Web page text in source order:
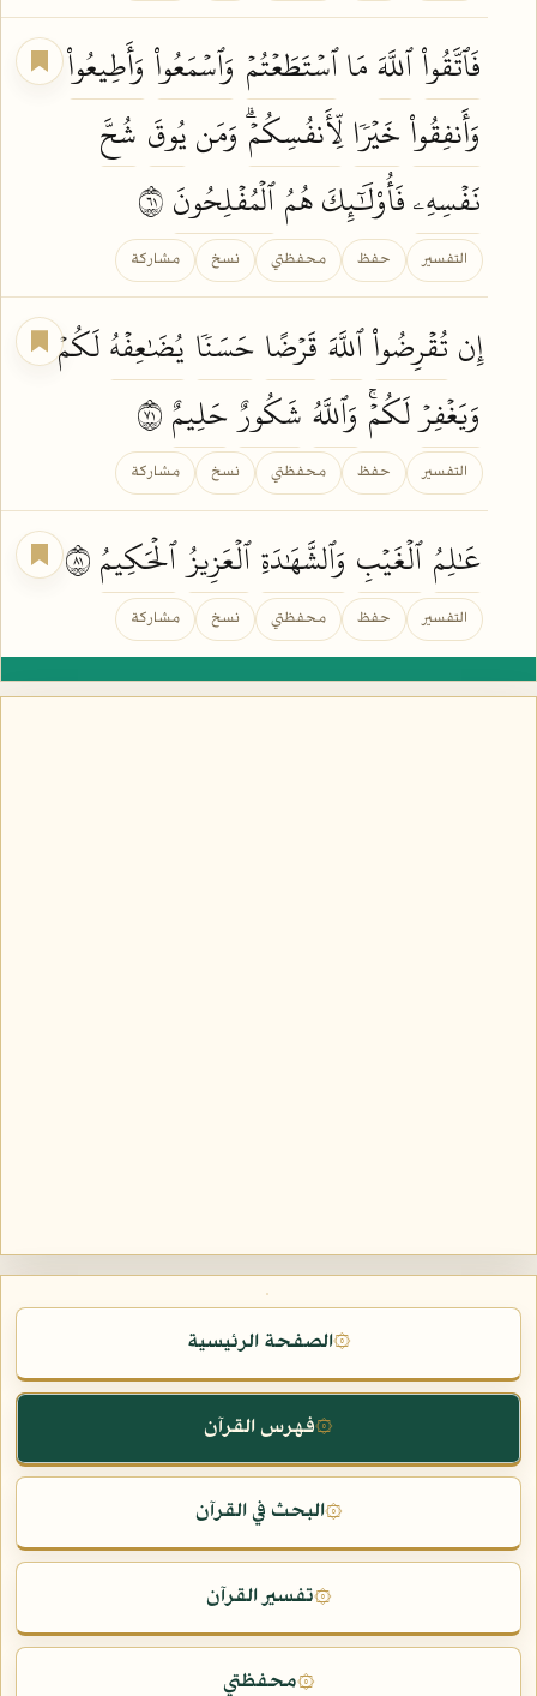
فَٱتَّقُواْٱللَّهَمَاٱسۡتَطَعۡتُمۡ وَٱسۡمَعُواْ وَأَطِيعُواْ
وَأَنفِقُواْخَيۡرٗا لِّأَنفُسِكُمۡۗوَمَنيُوقَ شُحَّ
نَفۡسِهِۦفَأُوْلَٰٓئِكَ هُمُٱلۡمُفۡلِحُونَ
التفسير حفظ محفظتي نسخ مشاركة
إِن تُقۡرِضُواْٱللَّهَ قَرۡضًا حَسَنٗا يُضَٰعِفۡهُلَكُمۡ
وَيَغۡفِرۡلَكُمۡۚ وَٱللَّهُ شَكُورٌ حَلِيمٌ
التفسير حفظ محفظتي نسخ مشاركة
عَٰلِمُٱلۡغَيۡبِ وَٱلشَّهَٰدَةِٱلۡعَزِيزُٱلۡحَكِيمُ
التفسير حفظ محفظتي نسخ مشاركة
۞الصفحة الرئيسية
۞فهرس القرآن
۞البحث في القرآن
۞تفسير القرآن
۞محفظتي